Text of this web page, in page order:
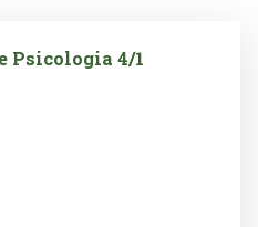
Psicologia 4/1